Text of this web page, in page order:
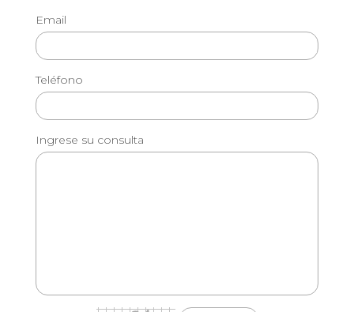
Email
Teléfono
Ingrese su consulta